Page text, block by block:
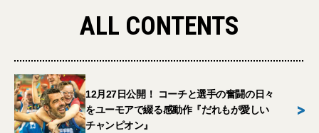
ALL CONTENTS
12月27日公開！ コーチと選手の奮闘の日々
をユーモアで綴る感動作『だれもが愛しい
チャンピオン』
>